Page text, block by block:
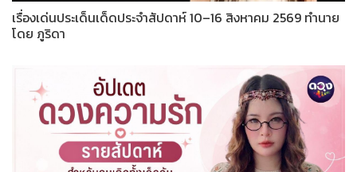
เรื่องเด่นประเด็นเด็ดประจำสัปดาห์ 10–16 สิงหาคม 2569 ทำนาย
โดย ภูริดา